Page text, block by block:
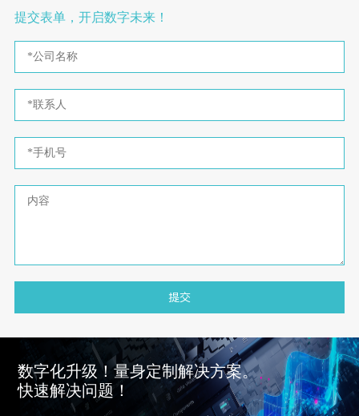
提交表单，开启数字未来！
提交
数字化升级！量身定制解决方案。
快速解决问题！